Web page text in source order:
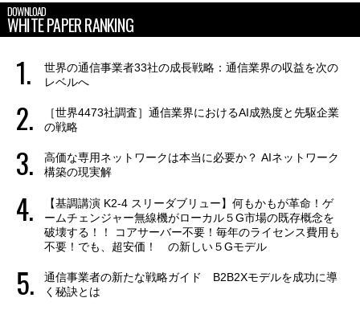
DOWNLOAD
WHITE PAPER RANKING
世界の通信事業者33社の成長戦略：通信業界の収益を次の
レベルへ
［世界4473社調査］通信業界におけるAI成熟度と先駆企業
の戦略
高価な専用ネットワークは本当に必要か？ AIネットワーク
構築の現実解
【基調講演 K2-4 スリーダブリュー】何もかもが革命！ゲ
ームチェンジャー無線機がローカル５G市場の既存概念を
破壊する！！ コアサーバー不要！毎年のライセンス費用も
不要！でも、超安価！ の新しい５Gモデル
通信事業者の新たな戦略ガイド B2B2Xモデルを成功に導
く秘訣とは